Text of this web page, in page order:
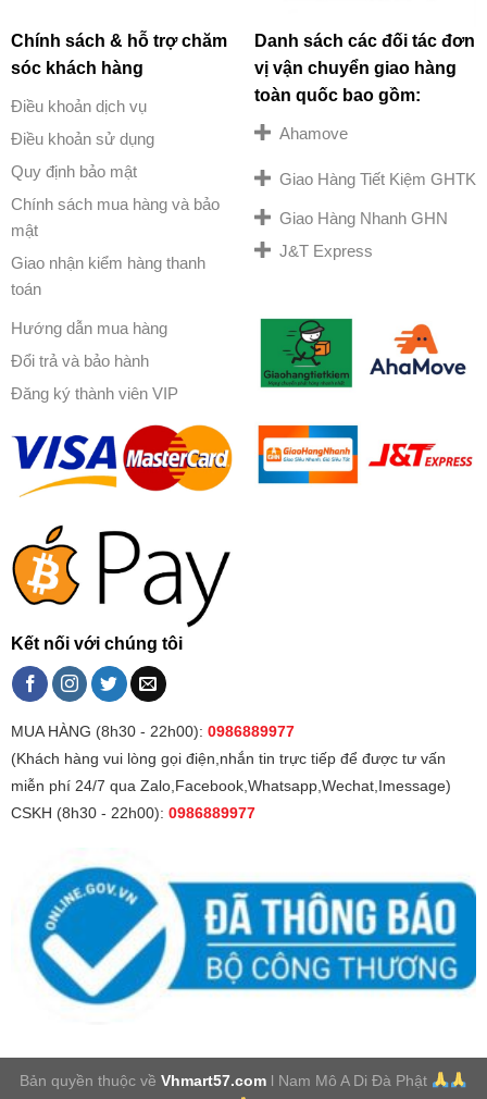
Chính sách & hỗ trợ chăm
sóc khách hàng
Điều khoản dịch vụ
Điều khoản sử dụng
Quy định bảo mật
Chính sách mua hàng và bảo
mật
Giao nhận kiểm hàng thanh
toán
Hướng dẫn mua hàng
Đổi trả và bảo hành
Đăng ký thành viên VIP
Danh sách các đối tác đơn
vị vận chuyển giao hàng
toàn quốc bao gồm:
Ahamove
Giao Hàng Tiết Kiệm GHTK
Giao Hàng Nhanh GHN
J&T Express
Kết nối với chúng tôi
MUA HÀNG (8h30 - 22h00): 0986889977
(Khách hàng vui lòng gọi điện,nhắn tin trực tiếp để được tư vấn
miễn phí 24/7 qua Zalo,Facebook,Whatsapp,Wechat,Imessage)
CSKH (8h30 - 22h00): 0986889977
Bản quyền thuộc vềVhmart57.com l Nam Mô A Di Đà Phật